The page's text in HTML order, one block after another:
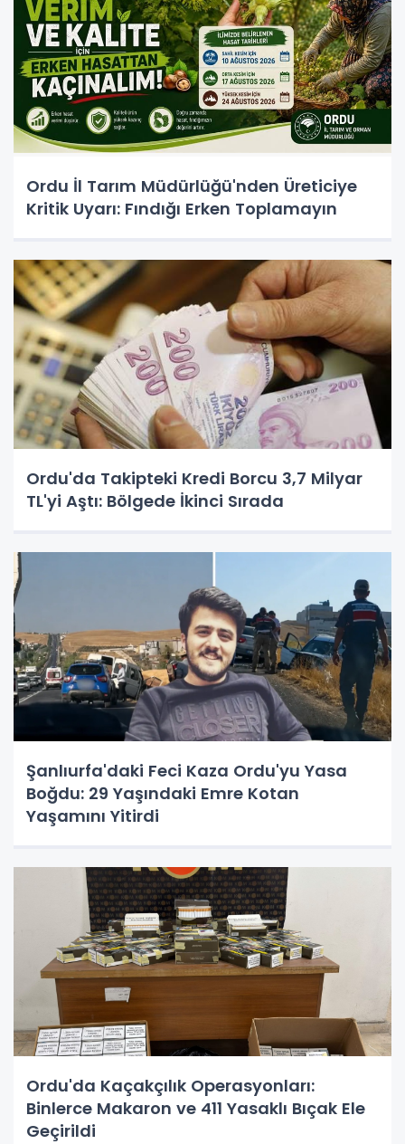
Ordu İl Tarım Müdürlüğü'nden Üreticiye
Kritik Uyarı: Fındığı Erken Toplamayın
Ordu'da Takipteki Kredi Borcu 3,7 Milyar
TL'yi Aştı: Bölgede İkinci Sırada
Şanlıurfa'daki Feci Kaza Ordu'yu Yasa
Boğdu: 29 Yaşındaki Emre Kotan
Yaşamını Yitirdi
Ordu'da Kaçakçılık Operasyonları:
Binlerce Makaron ve 411 Yasaklı Bıçak Ele
Geçirildi